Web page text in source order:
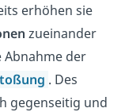
erhöhen sie
zueinander
der
. Des
gegenseitig und